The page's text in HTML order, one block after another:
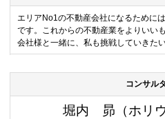
エリアNo1の不動産会社になるために
です。これからの不動産業をよりいい
会社様と一緒に、私も挑戦していきた
コンサル
堀内 昴（ホリ